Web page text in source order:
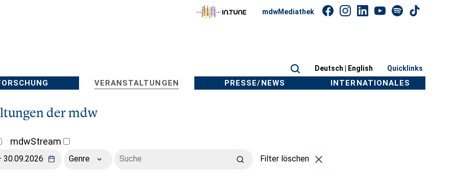
mdwMediathek
Deutsch | English Quicklinks
VERANSTALTUNGEN PRESSE/NEWS INTERNATIONALES
der mdw
mdwStream
Genre Filter löschen